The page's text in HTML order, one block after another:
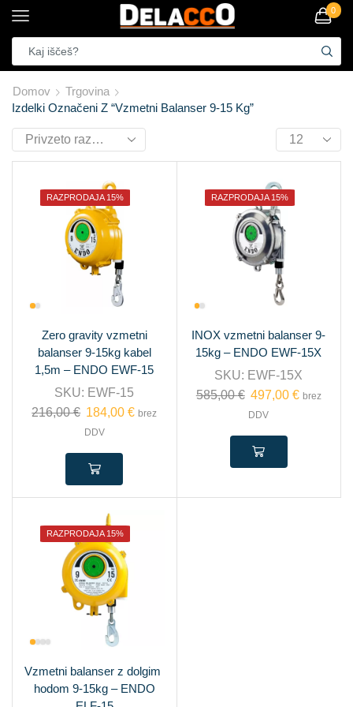
0
Domov
Trgovina
Izdelki Označeni Z “vzmetni Balanser 9-15 Kg”
RAZPRODAJA 15%
Zero gravity vzmetni
balanser 9-15kg kabel
1,5m – ENDO EWF-15
SKU: EWF-15
216,00€ 184,00€ brez
DDV
RAZPRODAJA 15%
INOX vzmetni balanser 9-
15kg – ENDO EWF-15X
SKU: EWF-15X
585,00€ 497,00 € brez
DDV
RAZPRODAJA 15%
Vzmetni balanser z dolgim ​​
hodom 9-15kg – ENDO